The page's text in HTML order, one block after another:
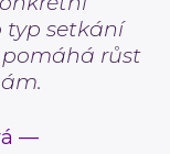
typ setkání
růst
—